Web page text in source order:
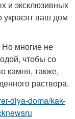
и эксклюзивных
украсят ваш дом
многие не
чтобы со
камня, также,
раствора.
dlya-doma/kak-